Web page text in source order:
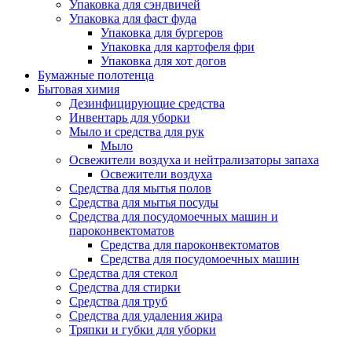
Упаковка для сэндвичей
Упаковка для фаст фуда
Упаковка для бургеров
Упаковка для картофеля фри
Упаковка для хот догов
Бумажные полотенца
Бытовая химия
Дезинфицирующие средства
Инвентарь для уборки
Мыло и средства для рук
Мыло
Освежители воздуха и нейтрализаторы запаха
Освежители воздуха
Средства для мытья полов
Средства для мытья посуды
Средства для посудомоечных машин и
пароконвектоматов
Средства для пароконвектоматов
Средства для посудомоечных машин
Средства для стекол
Средства для стирки
Средства для труб
Средства для удаления жира
Тряпки и губки для уборки